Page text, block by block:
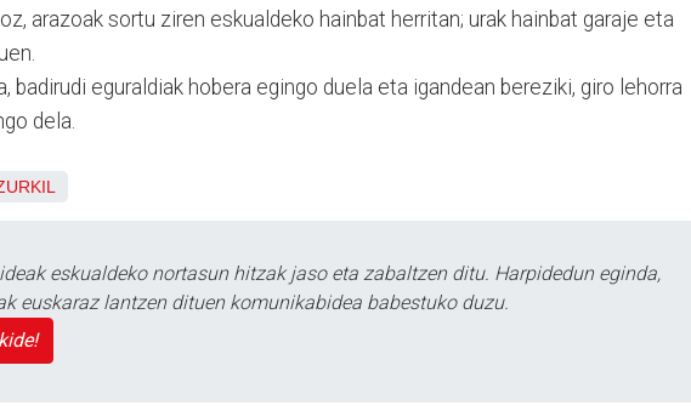
arazoak sortu ziren eskualdeko hainbat herritan; urak hainbat garaje eta
badirudi eguraldiak hobera egingo duela eta igandean bereziki, giro lehorra
dela.
eskualdeko nortasun hitzak jaso eta zabaltzen ditu. Harpidedun eginda,
euskaraz lantzen dituen komunikabidea babestuko duzu.